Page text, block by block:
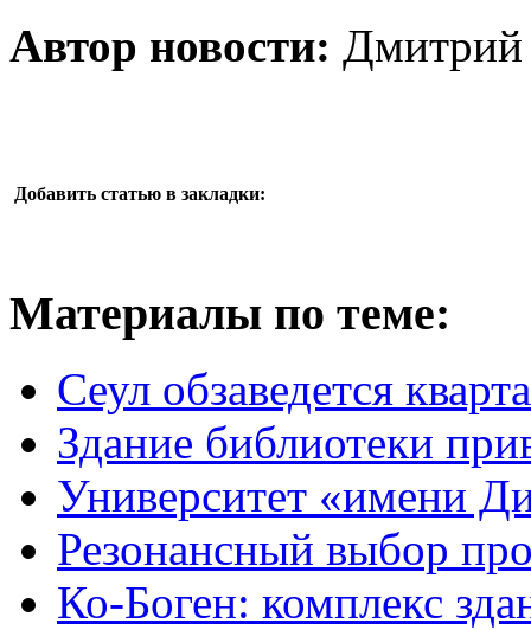
Автор новости: Дмитрий
Добавить статью в закладки:
Материалы по теме:
Сеул обзаведется
Здание библиотеки
Университет «имени
Резонансный выбор
Ко-Боген: комплекс